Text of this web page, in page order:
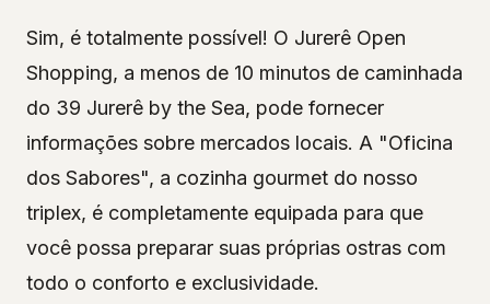
Sim, é totalmente possível! O Jurerê Open
Shopping, a menos de 10 minutos de caminhada
do 39 Jurerê by the Sea, pode fornecer
informações sobre mercados locais. A "Oficina
dos Sabores", a cozinha gourmet do nosso
triplex, é completamente equipada para que
você possa preparar suas próprias ostras com
todo o conforto e exclusividade.